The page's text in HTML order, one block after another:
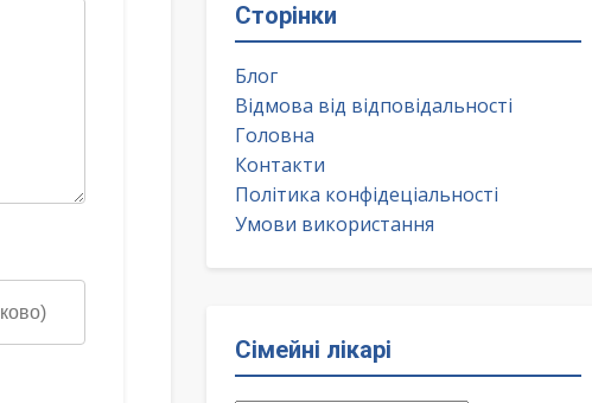
Сторінки
Блог
Відмова від відповідальності
Головна
Контакти
Політика конфідеціальності
Умови використання
Сімейні лікарі